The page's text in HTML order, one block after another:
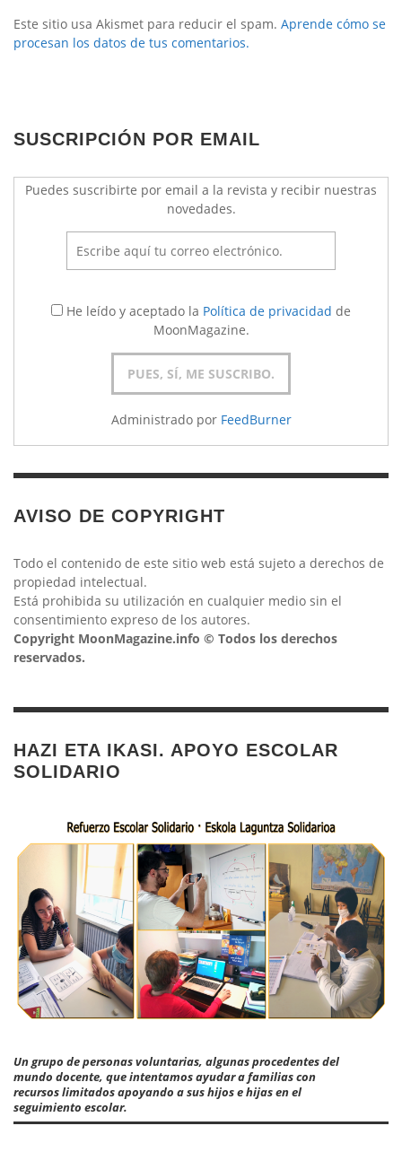
Este sitio usa Akismet para reducir el spam. Aprende cómo se
procesan los datos de tus comentarios.
SUSCRIPCIÓN POR EMAIL
Puedes suscribirte por email a la revista y recibir nuestras
novedades.
He leído y aceptado la Política de privacidad de
MoonMagazine.
Administrado por FeedBurner
AVISO DE COPYRIGHT
Todo el contenido de este sitio web está sujeto a derechos de
propiedad intelectual.
Está prohibida su utilización en cualquier medio sin el
consentimiento expreso de los autores.
Copyright MoonMagazine.info © Todos los derechos
reservados.
HAZI ETA IKASI. APOYO ESCOLAR
SOLIDARIO
Un grupo de personas voluntarias, algunas procedentes del
mundo docente, que intentamos ayudar a familias con
recursos limitados apoyando a sus hijos e hijas en el
seguimiento escolar.